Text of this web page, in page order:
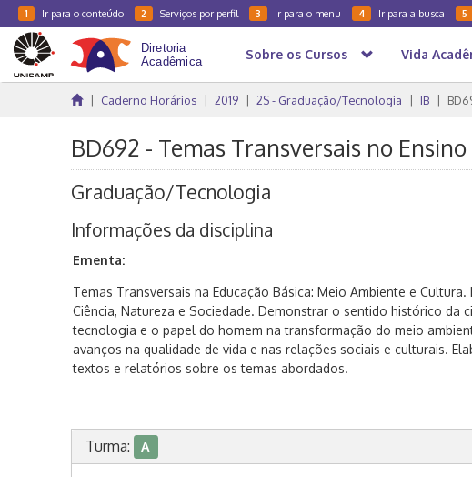
1 Ir para o conteúdo 2 Serviços por perfil 3 Ir para o menu 4 Ir para a busca 5
Sobre os Cursos Vida
Caderno Horários 2019 2S - Graduação/Tecnologia IB
BD692 - Temas Transversais no
Graduação/Tecnologia
Informações da disciplina
Ementa:
Temas Transversais na Educação Básica: Meio Ambiente e Cultura.
Ciência, Natureza e Sociedade. Demonstrar o sentido histórico da
tecnologia e o papel do homem na transformação do meio
avanços na qualidade de vida e nas relações sociais e culturais.
textos e relatórios sobre os temas abordados.
Turma: A